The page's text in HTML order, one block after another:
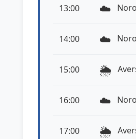
13:00 ☁️
14:00 ☁️
15:00 🌦️
16:00 ☁️
17:00 🌦️